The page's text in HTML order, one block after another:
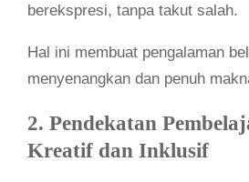
berekspresi, tanpa takut salah.
Hal ini membuat pengalaman
menyenangkan dan penuh
2. Pendekatan
Kreatif dan Inklusif